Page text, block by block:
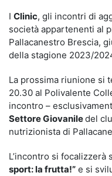
I Clinic, gli incontri di
società appartenenti al
Pallacanestro Brescia,
della stagione 2023/
La prossima riunione si
20.30 al Polivalente
incontro –
Settore Giovaniledel
nutrizionista di
L’incontro si focalizzerà
sport: la frutta!” e si